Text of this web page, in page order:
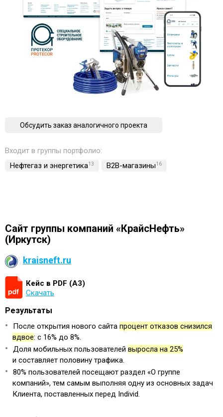
Обсудить заказ аналогичного проекта
Входит в группы портфолио:
Нефтегаз и энергетика13 B2B-магазины16
Сайт группы компаний «КрайсНефть»
(Иркутск)
kraisneft.ru
Кейс в PDF (А3)
Скачать
Результаты
После открытия нового сайта процент отказов снизился
вдвое: с 16% до 8%.
Доля мобильных пользователей выросла на 25%
и составляет половину трафика.
80% пользователей посещают раздел «О группе
компаний», тем самым выполняя одну из основных задач
Клиента, поставленных перед Individ.